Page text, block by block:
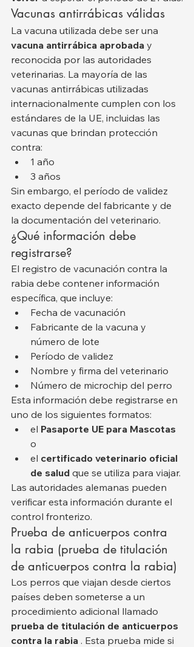
Vacunas antirrábicas válidas
La vacuna utilizada debe ser una
vacuna antirrábica aprobada y
reconocida por las autoridades
veterinarias. La mayoría de las
vacunas antirrábicas utilizadas
internacionalmente cumplen con los
estándares de la UE, incluidas las
vacunas que brindan protección
contra:
1 año
3 años
Sin embargo, el período de validez
exacto depende del fabricante y de
la documentación del veterinario.
¿Qué información debe
registrarse?
El registro de vacunación contra la
rabia debe contener información
específica, que incluye:
Fecha de vacunación
Fabricante de la vacuna y
número de lote
Período de validez
Nombre y firma del veterinario
Número de microchip del perro
Esta información debe registrarse en
uno de los siguientes formatos:
el Pasaporte UE para Mascotas
o
el certificado veterinario oficial
de salud que se utiliza para viajar.
Las autoridades alemanas pueden
verificar esta información durante el
control fronterizo.
Prueba de anticuerpos contra
la rabia (prueba de titulación
de anticuerpos contra la rabia)
Los perros que viajan desde ciertos
países deben someterse a un
procedimiento adicional llamado
prueba de titulación de anticuerpos
contra la rabia . Esta prueba mide si